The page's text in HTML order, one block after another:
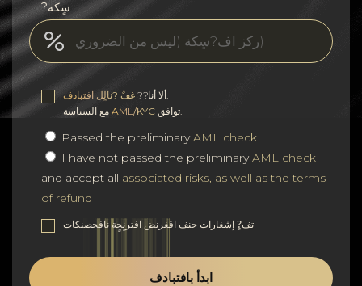
?سٍكة
ألا أنا?? غفٌ ?نالٍل افتبادف
AML/KYC
Passed the preliminaryAML check
I have not passed the preliminaryAML check
and accept all associated risks, as well as the terms
of refund
تف?ٍ إشغارات حنف افغرنض افترنٍجٍة نافخصنكات
ابدأ بافتبادف